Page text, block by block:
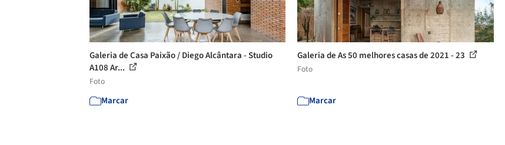
Galeria de Casa Paixão / Diego Alcântara - Studio
A108 Ar...
Foto
Marcar
Galeria de As 50 melhores casas de 2021 - 23
Foto
Marcar